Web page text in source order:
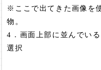
※ここで出てきた画像を
物。
4．画面上部に並んでい
選択